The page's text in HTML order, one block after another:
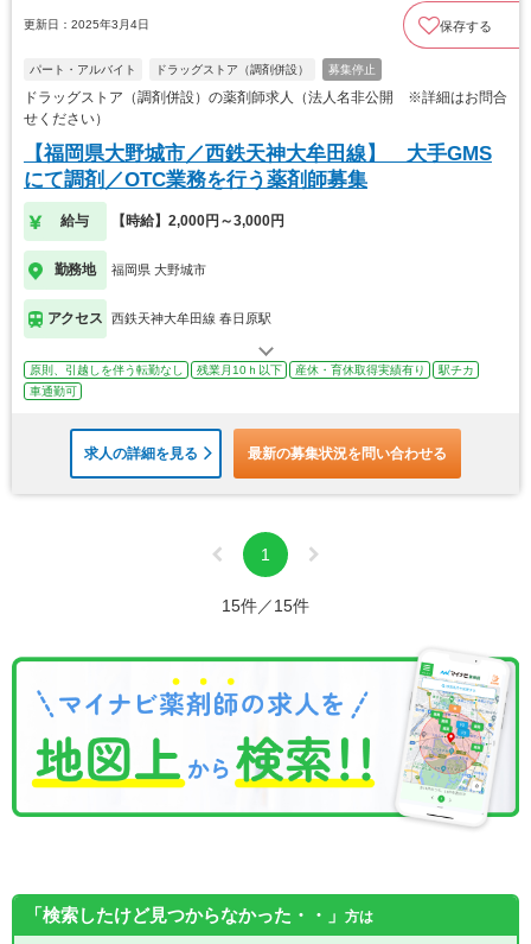
更新日：2025年3月4日 保存する
パート・アルバイト ドラッグストア（調剤併設） 募集停止
ドラッグストア（調剤併設）の薬剤師求人（法人名非公開 ※詳細はお問合
せください）
【福岡県大野城市／西鉄天神大牟田線】 大手GMS
にて調剤／OTC業務を行う薬剤師募集
給与 【時給】2,000円～3,000円
勤務地 福岡県 大野城市
アクセス 西鉄天神大牟田線 春日原駅
原則、引越しを伴う転勤なし 残業月10ｈ以下 産休・育休取得実績有り
駅チカ
車通勤可
求人の詳細を見る 最新の募集状況を問い合わせる
1
15件／15件
「検索したけど見つからなかった・・」 方は